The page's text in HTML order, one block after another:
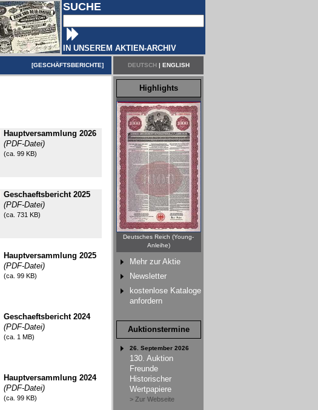
SUCHE
IN UNSEREM AKTIEN-ARCHIV
[GESCHÄFTSBERICHTE] DEUTSCH| ENGLISH
Hauptversammlung 2026
(PDF-Datei)
(ca. 99 KB)
Geschaeftsbericht 2025
(PDF-Datei)
(ca. 731 KB)
Hauptversammlung 2025
(PDF-Datei)
(ca. 99 KB)
Geschaeftsbericht 2024
(PDF-Datei)
(ca. 1 MB)
Hauptversammlung 2024
(PDF-Datei)
(ca. 99 KB)
Highlights
Deutsches Reich (Young-
Anleihe)
Mehr zur Aktie
Newsletter
kostenlose Kataloge
anfordern
Auktionstermine
26. September 2026
130. Auktion
Freunde
Historischer
Wertpapiere
> Zur Webseite